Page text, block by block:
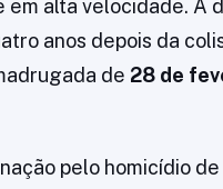
em alta velocidade. A
anos depois da
de 28 de
pelo homicídio